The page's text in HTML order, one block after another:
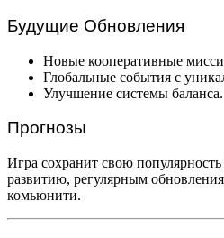
Будущие Обновления
Новые кооперативные
Глобальные события с
Улучшение системы баланса.
Прогнозы
Игра сохранит свою
развитию, регулярным
комьюнити.